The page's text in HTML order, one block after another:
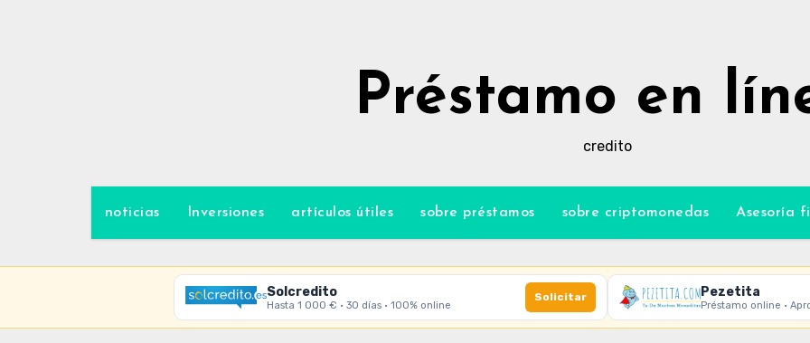
Préstamo en
credito
noticias Inversiones artículos útiles sobre préstamos sobre criptomonedas Asesoría
Solcredito
Hasta 1 000 € · 30 días · 100% online
Solicitar Pezetita
Préstamo online ·